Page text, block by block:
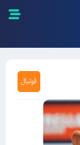
فوتبال